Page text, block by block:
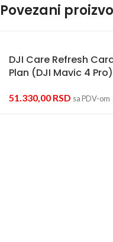
Povezani
DJI Care Refresh
Plan (DJI Mavic 4 Pro)
51.330,00 RSD sa PDV-om